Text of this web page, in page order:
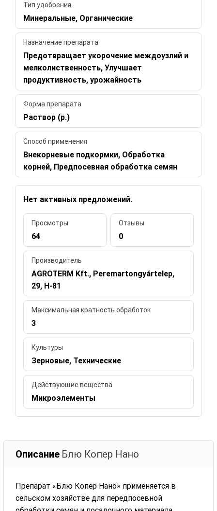
Тип удобрения
Минеральные, Органические
Назначение препарата
Предотвращает укорочение междоузлий и
мелколиственность, Улучшает
продуктивность, урожайность
Форма препарата
Раствор (р.)
Способ применения
Внекорневые подкормки, Обработка
корней, Предпосевная обработка семян
Нет активных предложений.
Просмотры
64
Отзывы
0
Производитель
AGROTERM Kft., Peremartongyártelep,
29, H-81
Максимальная кратность обработок
3
Культуры
Зерновые, Технические
Действующие вещества
Микроэлементы
Описание Блю Копер Нано
Препарат «Блю Копер Нано» применяется в
сельском хозяйстве для передпосевной